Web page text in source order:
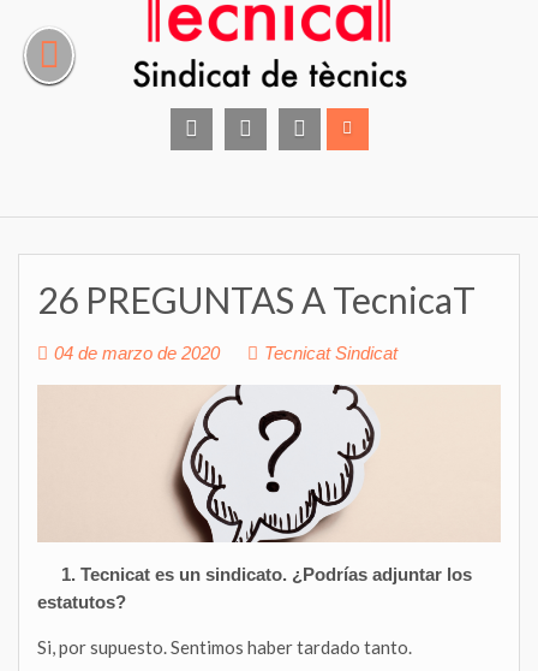
contenido
26 PREGUNTAS A TecnicaT
04 de marzo de 2020 Tecnicat Sindicat
1. Tecnicat es un sindicato. ¿Podrías adjuntar los
estatutos?
Si, por supuesto. Sentimos haber tardado tanto.